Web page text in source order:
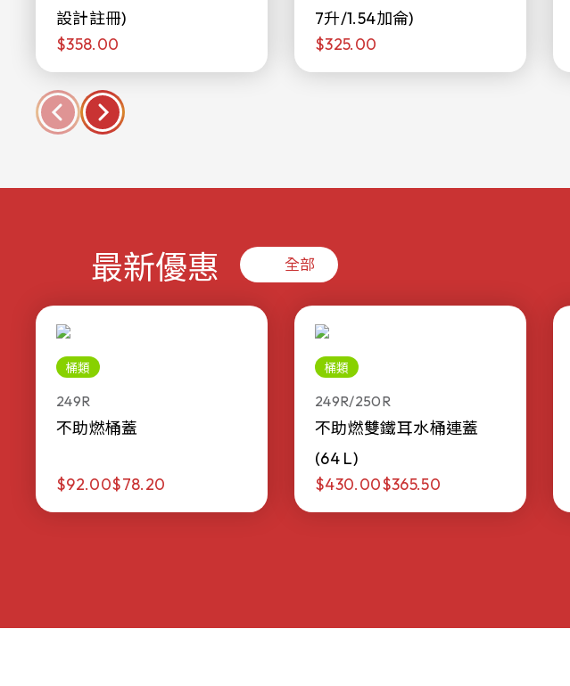
設計註冊)
$358.00
7升/1.54加侖)
$325.00
最新優惠 全部
桶類
249R
不助燃桶蓋
$92.00$78.20
桶類
249R/250R
不助燃雙鐵耳水桶連蓋
(64 L)
$430.00$365.50